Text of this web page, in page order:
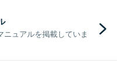
ュアルを掲載していま